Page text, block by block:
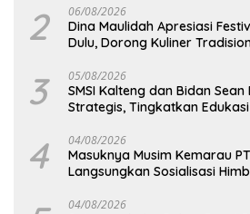
2 06/08/2026
Dina Maulidah Apresiasi
Dulu, Dorong Kuliner
3 05/08/2026
SMSI Kalteng dan Bidan
Strategis, Tingkatkan
4 04/08/2026
Masuknya Musim Kemarau
Langsungkan Sosialisasi
04/08/2026